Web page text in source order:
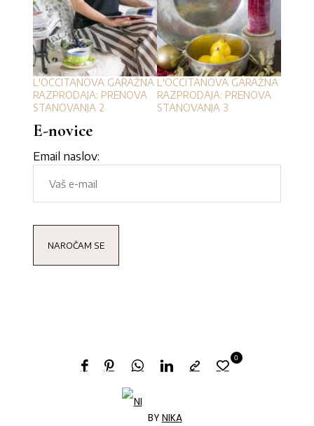
L'OCCITANOVA GARAŽNA
RAZPRODAJA: PRENOVA
STANOVANJA 2
L'OCCITANOVA GARAŽNA
RAZPRODAJA: PRENOVA
STANOVANJA 3
E-novice
Email naslov:
BY NIKA
0